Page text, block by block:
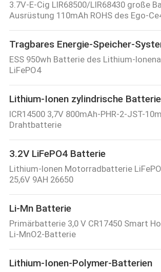
3.7V-E-Cig LIR68500/LIR68430 große
Ausrüstung 110mAh ROHS des Ego-
Tragbares Energie-Speicher-
ESS 950wh Batterie des Lithium-
LiFePO4
Lithium-Ionen zylindrische Batterie
ICR14500 3,7V 800mAh-PHR-2-JST-
Drahtbatterie
3.2V LiFePO4 Batterie
Lithium-Ionen Motorradbatterie
25,6V 9AH 26650
Li-Mn Batterie
Primärbatterie 3,0 V CR17450 Smart
Li-MnO2-Batterie
Lithium-Ionen-Polymer-Batterien